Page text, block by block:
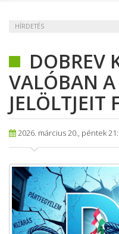
HÍRDETÉS
DOBREV
VALÓBAN A
JELÖLTJEIT
2026. március 20., péntek